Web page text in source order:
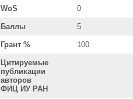
WoS 0
Баллы 5
Грант % 100
Цитируемые
публикации
авторов
ФИЦ ИУ РАН